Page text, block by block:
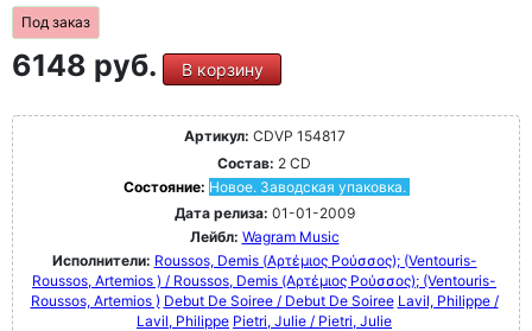
Под заказ
6148 руб. В корзину
Артикул: CDVP 154817
Состав: 2 CD
Состояние: Новое. Заводская упаковка.
Дата релиза: 01-01-2009
Лейбл: Wagram Music
Исполнители: Roussos, Demis (Αρτέμιος Ρούσσος); (Ventouris-
Roussos, Artemios ) / Roussos, Demis (Αρτέμιος Ρούσσος); (Ventouris-
Roussos, Artemios ) Debut De Soiree / Debut De Soiree Lavil, Philippe /
Lavil, Philippe Pietri, Julie / Pietri, Julie